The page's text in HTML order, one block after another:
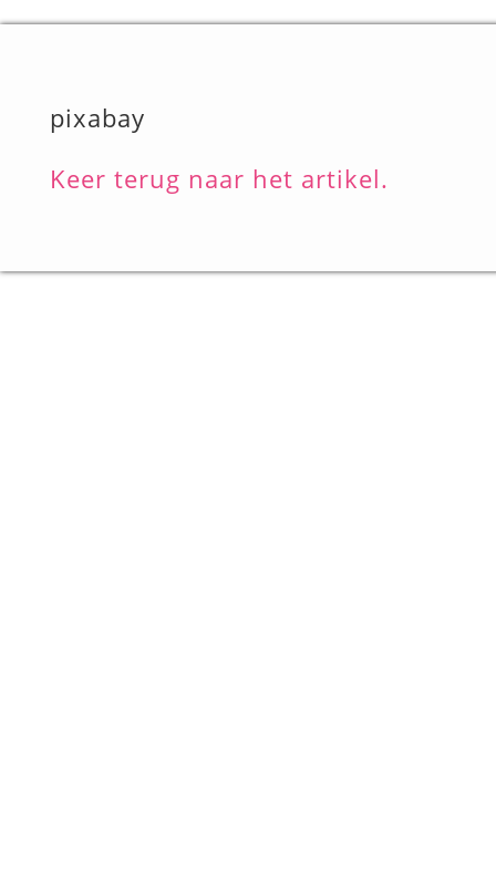
pixabay
Keer terug naar het artikel.